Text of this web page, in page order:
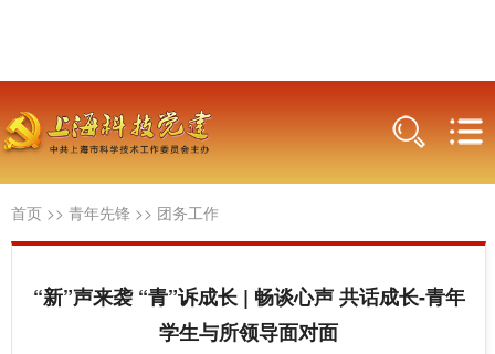
首页 >> 青年先锋 >> 团务工作
“新”声来袭 “青”诉成长 | 畅谈心声 共话成长-青年
学生与所领导面对面